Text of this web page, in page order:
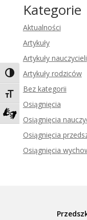
Toggle High Contrast
Toggle Font size
Zadzwoń do tłumacza
Kategorie
Aktualności
Artykuły
Artykuły nauczycieli
Artykuły rodziców
Bez kategorii
Osiągnięcia
Osiągnięcia
Osiągnięcia
Osiągnięcia